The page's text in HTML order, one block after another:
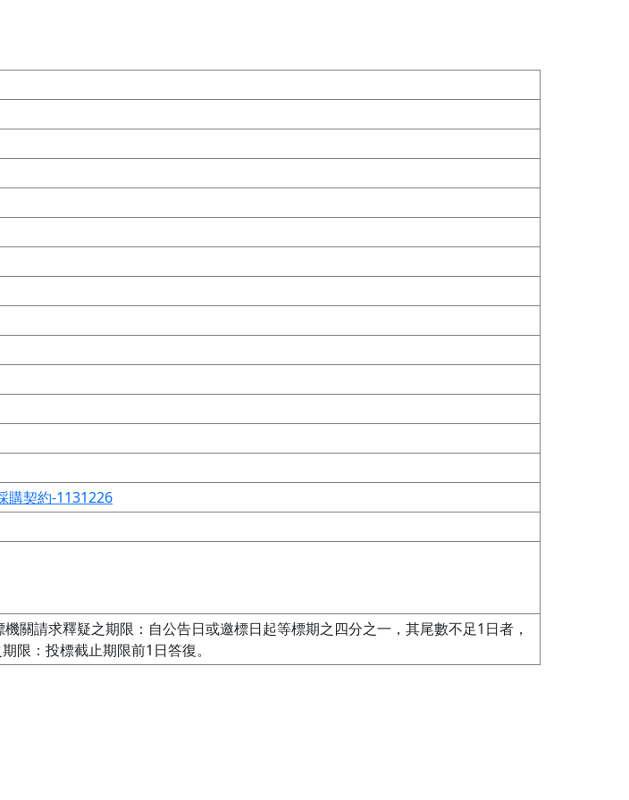
購契約-1131226
關請求釋疑之期限：自公告日或邀標日起等標期之四分之一，其尾數不足1日者，
限：投標截止期限前1日答復。